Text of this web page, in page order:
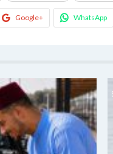
Google+ WhatsApp